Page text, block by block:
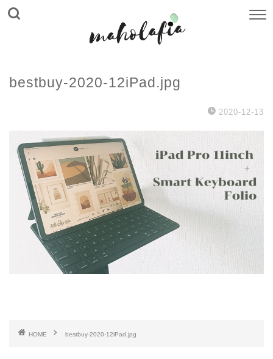
bestbuy-2020-12iPad.jpg
2020-12-13
HOME bestbuy-2020-12iPad.jpg